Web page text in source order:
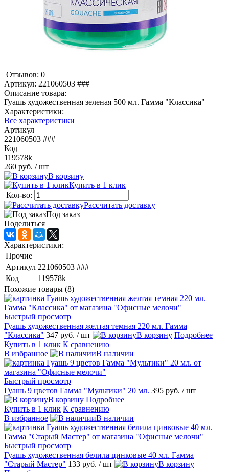
Отзывов: 0
Артикул: 221060503 ###
Описание товара:
Гуашь художественная зеленая 500 мл. Гамма "Классика"
Характеристики:
Все характеристики
Артикул
221060503 ###
Код
119578k
260 руб. / шт
В корзину
Купить в 1 клик
Кол-во:
Рассчитать доставку
Под заказ
Поделиться
Характеристики:
Прочие
Артикул 221060503 ###
Код
119578k
Похожие товары (8)
Быстрый просмотр
Гуашь художественная желтая темная 220 мл. Гамма
"Классика" 347 руб. / шт В корзину Подробнее
Купить в 1 клик К сравнению
В избранное
В наличии
Быстрый просмотр
Гуашь 9 цветов Гамма "Мультики" 20 мл. 395 руб. / шт
В корзину Подробнее
Купить в 1 клик К сравнению
В избранное
В наличии
Быстрый просмотр
Гуашь художественная белила цинковые 40 мл. Гамма
"Старый Мастер" 133 руб. / шт
В корзину